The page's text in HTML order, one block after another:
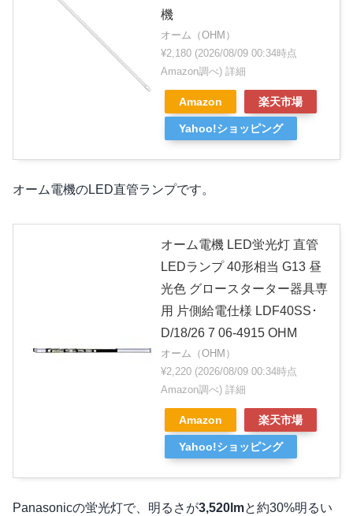
機
オーム（OHM）
¥2,180 (2026/08/09 00:34時点
Amazon調べ) 詳細
Amazon 楽天市場
Yahoo!ショッピング
オーム電機のLED直管ランプです。
オーム電機 LED蛍光灯 直管
LEDランプ 40形相当 G13 昼
光色 グロースターター器具専
用 片側給電仕様 LDF40SS･
D/18/26 7 06-4915 OHM
オーム（OHM）
¥2,220 (2026/08/09 00:34時点
Amazon調べ) 詳細
Amazon 楽天市場
Yahoo!ショッピング
Panasonicの蛍光灯で、明るさが3,520lmと約30%明るい